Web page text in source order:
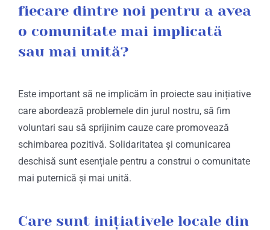
fiecare dintre noi pentru a avea
o comunitate mai implicată
sau mai unită?
Este important să ne implicăm în proiecte sau inițiative
care abordează problemele din jurul nostru, să fim
voluntari sau să sprijinim cauze care promovează
schimbarea pozitivă. Solidaritatea și comunicarea
deschisă sunt esențiale pentru a construi o comunitate
mai puternică și mai unită.
Care sunt inițiativele locale din